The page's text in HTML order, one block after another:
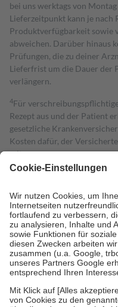
bei uns werktags von
Lieferzeitpunkt kann je nach
Produktverfügbarkeit sowie
abweichen. Darüber hinaus
Prüfungen, die zu deiner
Lieferfrist um die Dauer der
verlängern.
4Für
Rezept aus und der Patient
gesetzliche
Kosten dafür, der
mit.
Grundsätzlich leisten
höchstens zehn Euro.
Es
Kosten der Leistung zu
Diese Regeln gelten
Bei Heilmitteln und
Zuzahlung zehn Prozent der
Verordnung.
Um das Engagement der
stärken und die besondere
fallenkeine Zuzahlungenan
• Kindern und Jugendlichen